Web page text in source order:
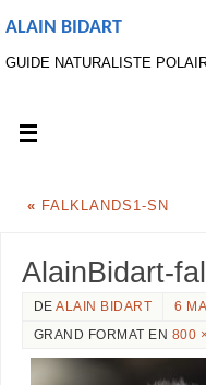
ALAIN BIDART
GUIDE NATURALISTE
« FALKLANDS1-SN
AlainBidart-
DEALAIN BIDART
6
GRAND FORMAT EN 800